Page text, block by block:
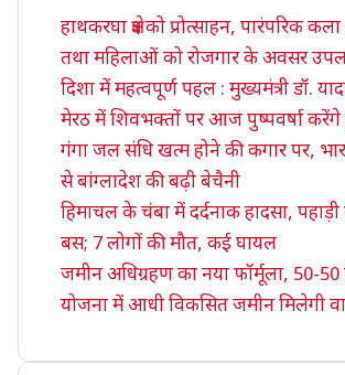
हाथकरघा क्षेत्र को प्रोत्साहन, पारंपरिक
तथा महिलाओं को रोजगार के अवसर
दिशा में महत्वपूर्ण पहल : मुख्यमंत्री डॉ.
मेरठ में शिवभक्तों पर आज पुष्पवर्षा करेंगे
गंगा जल संधि खत्म होने की कगार पर,
से बांग्लादेश की बढ़ी बेचैनी
हिमाचल के चंबा में दर्दनाक हादसा,
बस; 7 लोगों की मौत, कई घायल
जमीन अधिग्रहण का नया फॉर्मूला, 50-
योजना में आधी विकसित जमीन मिलेगी